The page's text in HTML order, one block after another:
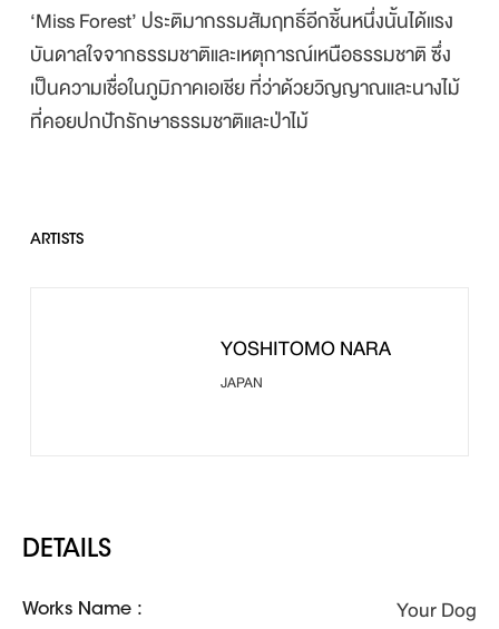
DETAILS
Works Name : Your Dog
‘Miss Forest’ ประติมากรรมสัมฤทธิ์อีกชิ้นหนึ่งนั้นได้แรง
บันดาลใจจากธรรมชาติและเหตุการณ์เหนือธรรมชาติ ซึ่ง
เป็นความเชื่อในภูมิภาคเอเชีย ที่ว่าด้วยวิญญาณและนางไม้
ที่คอยปกปักรักษาธรรมชาติและป่าไม้
ARTISTS
YOSHITOMO NARA
JAPAN